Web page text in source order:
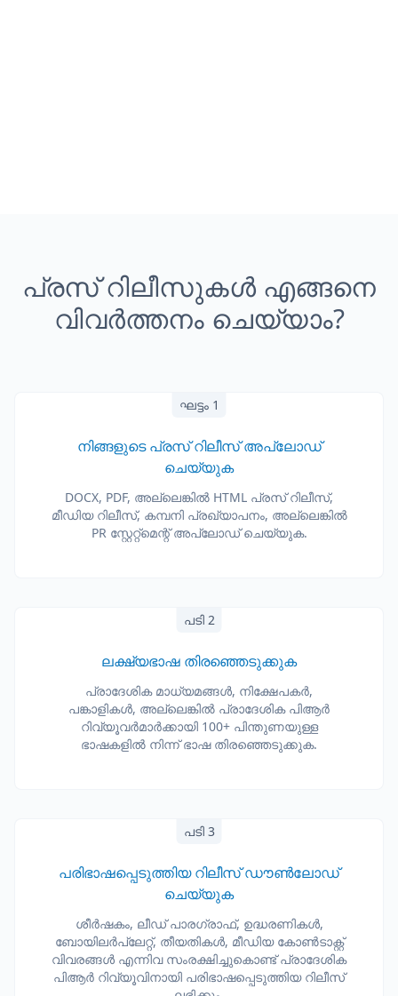
പ്രസ് റിലീസുകൾ എങ്ങനെ
വിവർത്തനം ചെയ്യാം?
ഘട്ടം 1
നിങ്ങളുടെ പ്രസ് റിലീസ് അപ്‌ലോഡ്
ചെയ്യുക
DOCX, PDF, അല്ലെങ്കിൽ HTML പ്രസ് റിലീസ്,
മീഡിയ റിലീസ്, കമ്പനി പ്രഖ്യാപനം, അല്ലെങ്കിൽ
PR സ്റ്റേറ്റ്മെന്റ് അപ്‌ലോഡ് ചെയ്യുക.
പടി 2
ലക്ഷ്യഭാഷ തിരഞ്ഞെടുക്കുക
പ്രാദേശിക മാധ്യമങ്ങൾ, നിക്ഷേപകർ,
പങ്കാളികൾ, അല്ലെങ്കിൽ പ്രാദേശിക പിആർ
റിവ്യൂവർമാർക്കായി 100+ പിന്തുണയുള്ള
ഭാഷകളിൽ നിന്ന് ഭാഷ തിരഞ്ഞെടുക്കുക.
പടി 3
പരിഭാഷപ്പെടുത്തിയ റിലീസ് ഡൗൺലോഡ്
ചെയ്യുക
ശീർഷകം, ലീഡ് പാരഗ്രാഫ്, ഉദ്ധരണികൾ,
ബോയിലർപ്ലേറ്റ്, തീയതികൾ, മീഡിയ കോൺടാക്റ്റ്
വിവരങ്ങൾ എന്നിവ സംരക്ഷിച്ചുകൊണ്ട് പ്രാദേശിക
പിആർ റിവ്യൂവിനായി പരിഭാഷപ്പെടുത്തിയ റിലീസ്